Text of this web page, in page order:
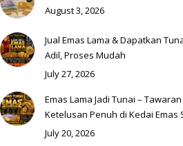
August 3, 2026
Jual Emas Lama & Dapatkan
Adil, Proses Mudah
July 27, 2026
Emas Lama Jadi Tunai –
Ketelusan Penuh di Kedai Emas
July 20, 2026